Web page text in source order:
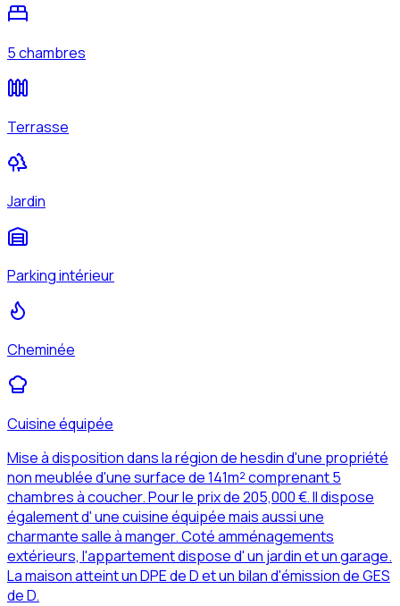
5 chambres
Terrasse
Jardin
Parking intérieur
Cheminée
Cuisine équipée
Mise à disposition dans la région de hesdin d'une propriété
non meublée d'une surface de 141m² comprenant 5
chambres à coucher. Pour le prix de 205,000 €. Il dispose
également d' une cuisine équipée mais aussi une
charmante salle à manger. Coté amménagements
extérieurs, l'appartement dispose d' un jardin et un garage.
La maison atteint un DPE de D et un bilan d'émission de GES
de D.